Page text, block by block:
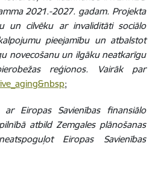
2021.-2027. gadam. Projekta
un cilvēku ar invaliditāti sociālo
pieejamību un atbalstot
novecošanu un ilgāku neatkarīgu
reģionos. Vairāk par
;
Eiropas Savienības finansiālo
atbild Zemgales plānošanas
Eiropas Savienības